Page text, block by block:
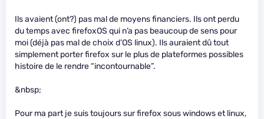
Ils avaient (ont?) pas mal de moyens financiers. Ils ont perdu
du temps avec firefoxOS qui n’a pas beaucoup de sens pour
moi (déjà pas mal de choix d’OS linux). Ils auraient dû tout
simplement porter firefox sur le plus de plateformes possibles
histoire de le rendre “incontournable”.
&nbsp;
Pour ma part je suis toujours sur firefox sous windows et linux,